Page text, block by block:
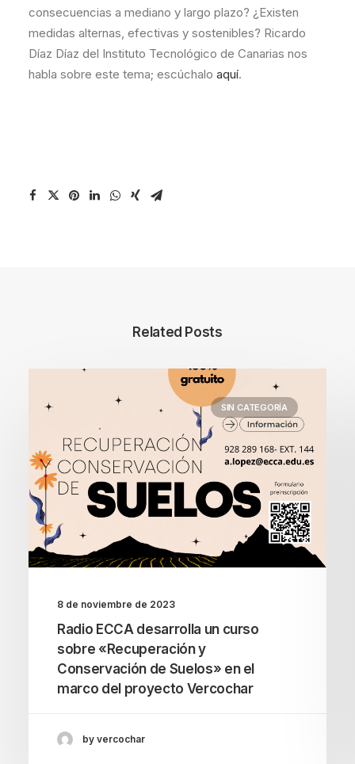
consecuencias a mediano y largo plazo? ¿Existen
medidas alternas, efectivas y sostenibles? Ricardo
Díaz Díaz del Instituto Tecnológico de Canarias nos
habla sobre este tema; escúchalo aquí.
Related Posts
SIN CATEGORÍA
8 de noviembre de 2023
Radio ECCA desarrolla un curso
sobre «Recuperación y
Conservación de Suelos» en el
marco del proyecto Vercochar
by vercochar